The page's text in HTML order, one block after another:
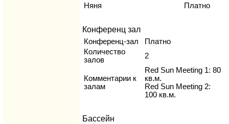
Няня
Платно
Конференц зал
Конференц-зал
Платно
Количество
залов
2
Комментарии к
залам
Red Sun Meeting 1: 80
кв.м.
Red Sun Meeting 2:
100 кв.м.
Бассейн